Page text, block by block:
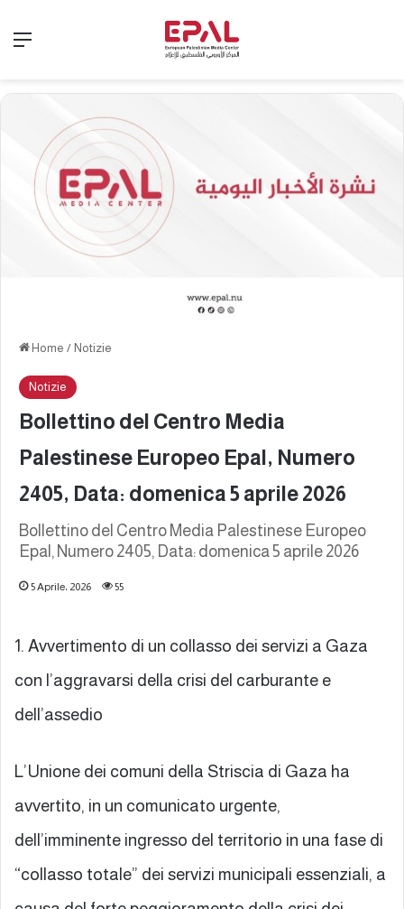
Home / Notizie
Notizie
Bollettino del Centro Media
Palestinese Europeo Epal, Numero
2405, Data: domenica 5 aprile 2026
Bollettino del Centro Media Palestinese Europeo
Epal, Numero 2405, Data: domenica 5 aprile 2026
5 Aprile، 2026 55
1. Avvertimento di un collasso dei servizi a Gaza
con l’aggravarsi della crisi del carburante e
dell’assedio
L’Unione dei comuni della Striscia di Gaza ha
avvertito, in un comunicato urgente,
dell’imminente ingresso del territorio in una fase di
“collasso totale” dei servizi municipali essenziali, a